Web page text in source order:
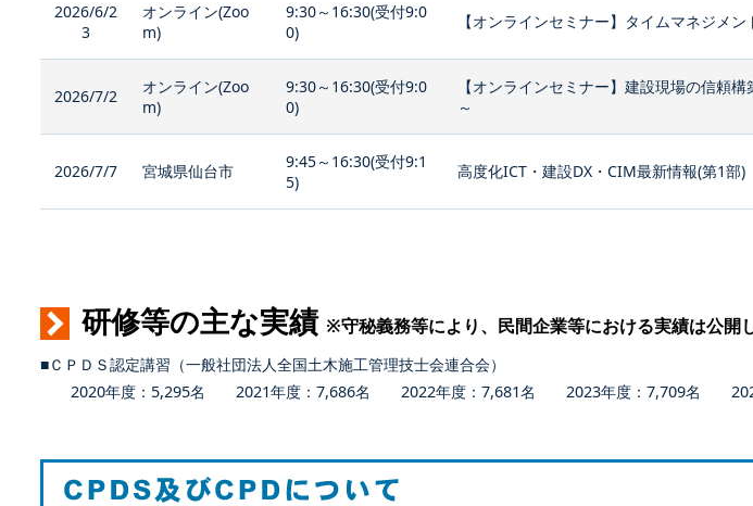
2026/6/2
3
オンライン(Zoo
m)
9:30～16:30(受付9:0
0)
【オンラインセミナー】タイムマネジメ
2026/7/2
オンライン(Zoo
m)
9:30～16:30(受付9:0
0)
【オンラインセミナー】建設現場の信頼
～
2026/7/7 宮城県仙台市
9:45～16:30(受付9:1
5)
高度化ICT・建設DX・CIM最新情報(第1部)
研修等の主な実績 ※守秘義務等により、民間企業等における実績は公開
■ＣＰＤＳ認定講習（一般社団法人全国土木施工管理技士会連合会）
2020年度：5,295名 2021年度：7,686名 2022年度：7,681名 2023年度：7,709名 2024